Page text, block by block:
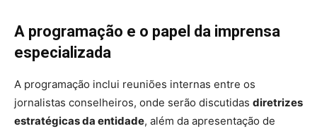
A programação e o papel da imprensa
especializada
A programação inclui reuniões internas entre os
jornalistas conselheiros, onde serão discutidas diretrizes
estratégicas da entidade, além da apresentação de